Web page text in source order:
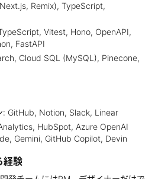
Remix), TypeScript,
Vitest, Hono, OpenAPI,
FastAPI
Cloud SQL (MySQL), Pinecone,
: GitHub, Notion, Slack, Linear
HubSpot, Azure OpenAI
Gemini, GitHub Copilot, Devin
経験